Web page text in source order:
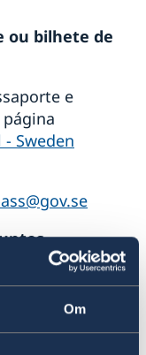
Om
ou bilhete de
e
Sweden
prova de
falecimento,